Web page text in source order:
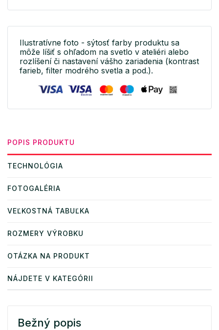
Ilustratívne foto - sýtosť farby produktu sa
môže líšiť s ohľadom na svetlo v ateliéri alebo
rozlíšení či nastavení vášho zariadenia (kontrast
farieb, filter modrého svetla a pod.).
POPIS PRODUKTU
TECHNOLÓGIA
FOTOGALÉRIA
VEĽKOSTNÁ TABUĽKA
ROZMERY VÝROBKU
OTÁZKA NA PRODUKT
NÁJDETE V KATEGÓRII
Bežný popis